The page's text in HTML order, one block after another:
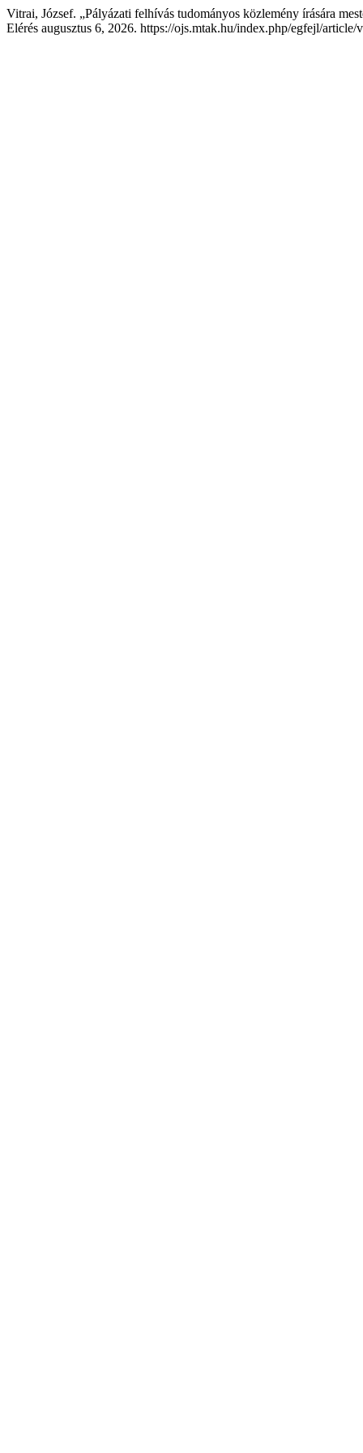
Vitrai, József. „Pályázati felhívás tudományos közlemény írására
Elérés augusztus 6, 2026. https://ojs.mtak.hu/index.php/egfejl/article/